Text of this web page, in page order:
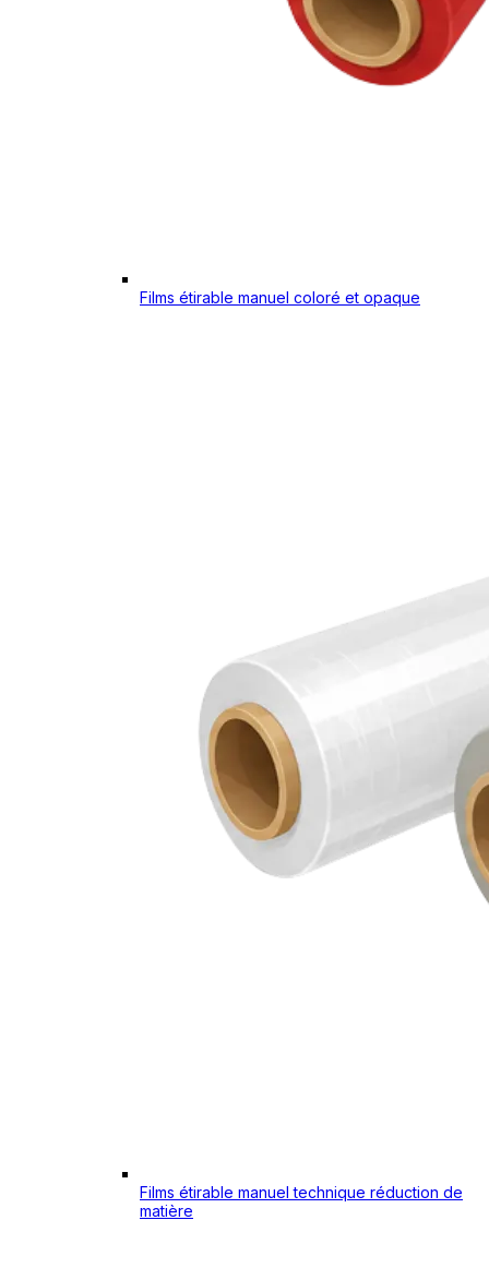
Films étirable manuel coloré et opaque
Films étirable manuel technique réduction de
matière